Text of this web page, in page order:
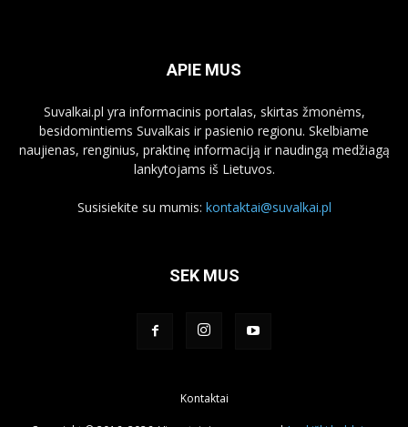
APIE MUS
Suvalkai.pl yra informacinis portalas, skirtas žmonėms,
besidomintiems Suvalkais ir pasienio regionu. Skelbiame
naujienas, renginius, praktinę informaciją ir naudingą medžiagą
lankytojams iš Lietuvos.
Susisiekite su mumis: kontaktai@suvalkai.pl
SEK MUS
Kontaktai